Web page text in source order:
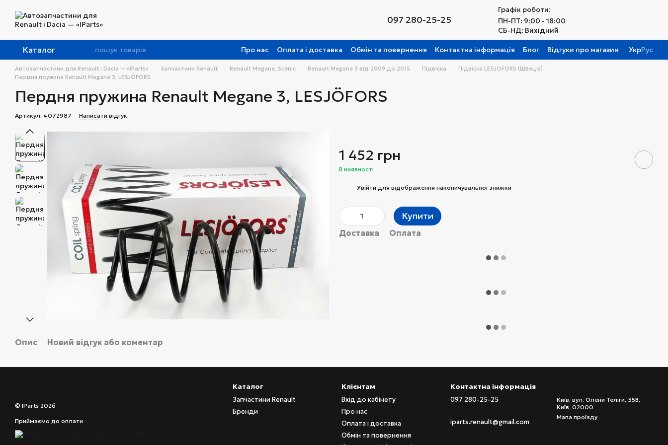
097 280-25-25
Графік роботи:
ПН-ПТ: 9:00 - 18:00
СБ-НД: Вихідний
Каталог Про нас Оплата і доставка Обмін та повернення Контактна інформація Блог Відгуки про магазин УкрРус
Автозапчастини для Renault і Dacia — «IParts» Запчастини Renault Renault Megane, Scenic Renault Megane 3 від 2009 до 2015 Підвіска
Підвіска LESJOFORS (Швеція)
Пердня пружина Renault Megane 3, LESJÖFORS
Пердня пружина Renault Megane 3, LESJÖFORS
Артикул: 4072987 Написати відгук
1 452 грн
В наявності
Увійти для відображення накопичувальної знижки
Купити
Доставка Оплата
Опис Новий відгук або коментар
© IParts 2026
Приймаємо до оплати
Каталог
Запчастини Renault
Бренди
Клієнтам
Вхід до кабінету
Про нас
Оплата і доставка
Обмін та повернення
Контактна інформація
097 280-25-25
iparts.renault@gmail.com
Київ, вул. Олени Теліги, 35В,
Київ, 02000
Мапа проїзду